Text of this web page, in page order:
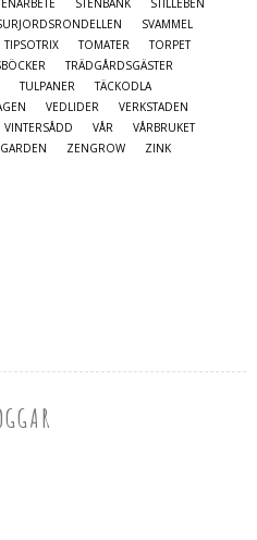
SVAMMEL
TIPSOTRIX TOMATER
TORPET
TRÄDGÅRDSGÄSTER
TULPANER
TÄCKODLA
VEDLIDER
VERKSTADEN
VINTERSÅDD VÅR
VÅRBRUKET
ZENGROW
ZINK